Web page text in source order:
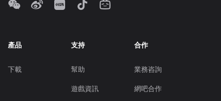
產品
下載
支持
幫助
遊戲資訊
合作
業務咨詢
網吧合作